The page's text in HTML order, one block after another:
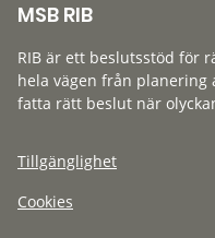
MSB RIB
RIB är ett beslutsstöd för
hela vägen från
fatta rätt beslut när
Tillgänglighet
Cookies